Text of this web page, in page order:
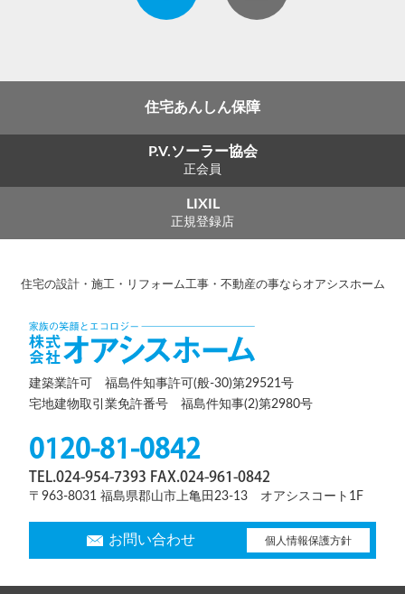
住宅あんしん保障
P.V.ソーラー協会
正会員
LIXIL
正規登録店
住宅の設計・施工・リフォーム工事・不動産の事ならオアシスホーム
建築業許可 福島件知事許可(般-30)第29521号
宅地建物取引業免許番号 福島件知事(2)第2980号
0120-81-0842
TEL.024-954-7393 FAX.024-961-0842
〒963-8031 福島県郡山市上亀田23-13 オアシスコート1F
お問い合わせ 個人情報保護方針